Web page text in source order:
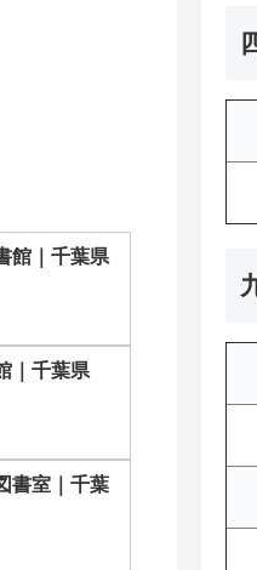
館｜千葉県
｜千葉県
書室｜千葉